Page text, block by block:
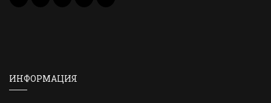
ИНФОРМАЦИЯ